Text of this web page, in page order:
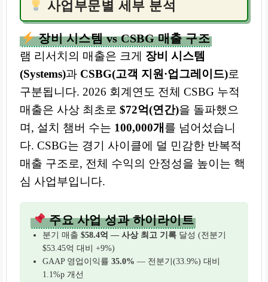
사업부문별 세부 분석
장비 시스템 vs CSBG 매출 구조
램 리서치의 매출은 크게 장비 시스템
(Systems)과 CSBG(고객 지원·업그레이드)로
구분됩니다. 2026 회계연도 전체 CSBG 누적
매출은 사상 최초로 $72억(연간)을 돌파했으
며, 설치 챔버 수는 100,000개 를 넘어섰습니
다. CSBG는 경기 사이클에 덜 민감한 반복적
매출 구조로, 전체 수익의 안정성을 높이는 핵
심 사업부입니다.
주요 사업 성과 하이라이트
분기 매출 $58.4억 — 사상 최고 기록 달성 (전분기
$53.45억 대비 +9%)
GAAP 영업이익률 35.0% — 전분기(33.9%) 대비
1.1%p 개선